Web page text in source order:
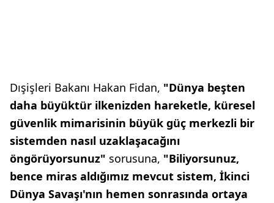
Dışişleri Bakanı Hakan Fidan, "Dünya beşten
daha büyüktür ilkenizden hareketle, küresel
güvenlik mimarisinin büyük güç merkezli bir
sistemden nasıl uzaklaşacağını
öngörüyorsunuz" sorusuna, "Biliyorsunuz,
bence miras aldığımız mevcut sistem, İkinci
Dünya Savaşı'nın hemen sonrasında ortaya